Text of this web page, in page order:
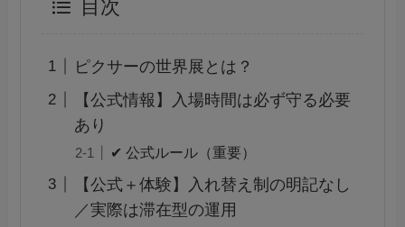
目次
ピクサーの世界展とは？
【公式情報】入場時間は必ず守る必要
あり
✔ 公式ルール（重要）
【公式＋体験】入れ替え制の明記なし
／実際は滞在型の運用